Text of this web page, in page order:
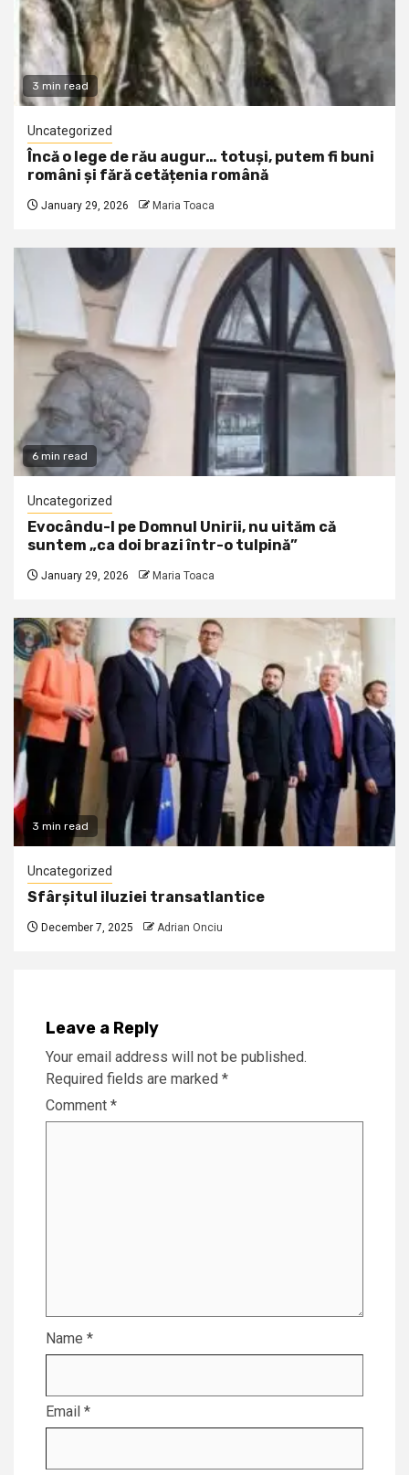
3 min read
Uncategorized
Încă o lege de rău augur… totuși, putem fi buni
români și fără cetățenia română
January 29, 2026 Maria Toaca
6 min read
Uncategorized
Evocându-l pe Domnul Unirii, nu uităm că
suntem „ca doi brazi într-o tulpină”
January 29, 2026 Maria Toaca
3 min read
Uncategorized
Sfârșitul iluziei transatlantice
December 7, 2025 Adrian Onciu
Leave a Reply
Your email address will not be published.
Required fields are marked *
Comment *
Name *
Email *